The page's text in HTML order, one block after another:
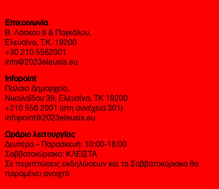
Επικοινωνία
Β. Λάσκου 8 & Παγκάλου,
Ελευσίνα, Τ.Κ. 19200
+30 210 5562001
info@2023eleusis.eu
Infopoint
Παλαιό Δημαρχείο,
Νικολαΐδου 39, Ελευσίνα, ΤΚ 19200
+210 556 2001 (στη συνέχεια 301)
infopoint@2023eleusis.eu
Ωράριο λειτουργίας
Δευτέρα – Παρασκευή: 10:00-18:00
Σαββατοκύριακο: ΚΛΕΙΣΤΑ
Σε περιπτώσεις εκδηλώσεων και τα Σαββατοκύριακα θα
παραμένει ανοιχτό